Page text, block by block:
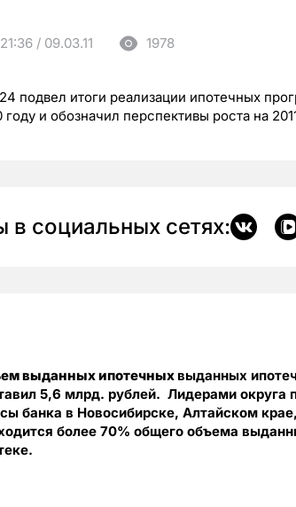
21:36 / 09.03.11 1978
подвел итоги реализации ипотечных
году и обозначил перспективы роста на
в социальных сетях:
выданных ипотечных выданных
5,6 млрд. рублей. Лидерами округа
банка в Новосибирске, Алтайском
более 70% общего объема